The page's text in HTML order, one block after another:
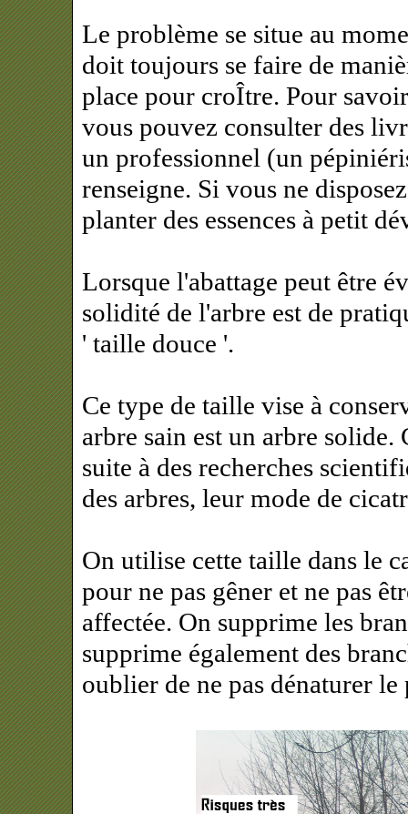
Le problème se situe au
doit toujours se faire de
place pour croÎtre. Pour
vous pouvez consulter des
un professionnel (un
renseigne. Si vous ne
planter des essences à petit
Lorsque l'abattage peut être
solidité de l'arbre est de
' taille douce '.
Ce type de taille vise à
arbre sain est un arbre
suite à des recherches
des arbres, leur mode de
On utilise cette taille dans le
pour ne pas gêner et ne pas
affectée. On supprime les
supprime également des
oublier de ne pas dénaturer